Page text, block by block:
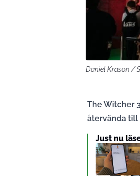
Daniel Krason /
The Witcher
återvända till
Just nu